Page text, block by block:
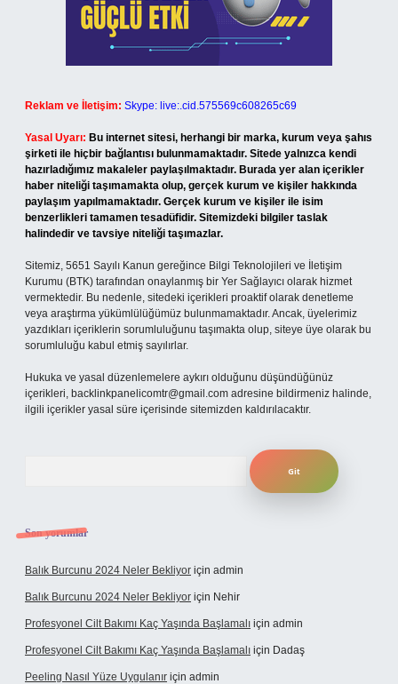
Reklam ve İletişim: Skype: live:.cid.575569c608265c69
Yasal Uyarı: Bu internet sitesi, herhangi bir marka, kurum veya şahıs
şirketi ile hiçbir bağlantısı bulunmamaktadır. Sitede yalnızca kendi
hazırladığımız makaleler paylaşılmaktadır. Burada yer alan içerikler
haber niteliği taşımamakta olup, gerçek kurum ve kişiler hakkında
paylaşım yapılmamaktadır. Gerçek kurum ve kişiler ile isim
benzerlikleri tamamen tesadüfidir. Sitemizdeki bilgiler taslak
halindedir ve tavsiye niteliği taşımazlar.
Sitemiz, 5651 Sayılı Kanun gereğince Bilgi Teknolojileri ve İletişim
Kurumu (BTK) tarafından onaylanmış bir Yer Sağlayıcı olarak hizmet
vermektedir. Bu nedenle, sitedeki içerikleri proaktif olarak denetleme
veya araştırma yükümlülüğümüz bulunmamaktadır. Ancak, üyelerimiz
yazdıkları içeriklerin sorumluluğunu taşımakta olup, siteye üye olarak bu
sorumluluğu kabul etmiş sayılırlar.
Hukuka ve yasal düzenlemelere aykırı olduğunu düşündüğünüz
içerikleri, backlinkpanelicomtr@gmail.com adresine bildirmeniz halinde,
ilgili içerikler yasal süre içerisinde sitemizden kaldırılacaktır.
Son yorumlar
Balık Burcunu 2024 Neler Bekliyor için admin
Balık Burcunu 2024 Neler Bekliyor için Nehir
Profesyonel Cilt Bakımı Kaç Yaşında Başlamalı için admin
Profesyonel Cilt Bakımı Kaç Yaşında Başlamalı için Dadaş
Peeling Nasıl Yüze Uygulanır için admin